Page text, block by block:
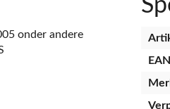
onder andere